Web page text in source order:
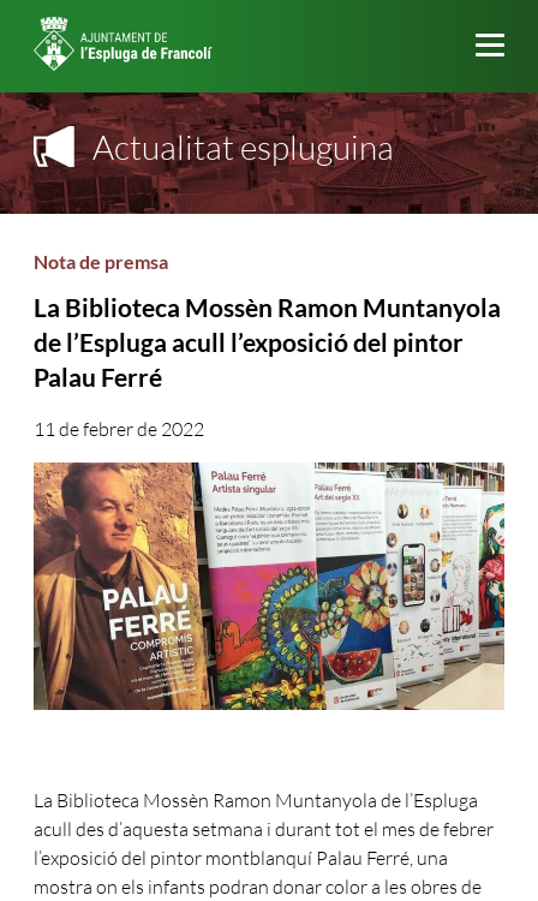
Actualitat espluguina
Nota de premsa
La Biblioteca Mossèn Ramon Muntanyola
de l’Espluga acull l’exposició del pintor
Palau Ferré
11 de febrer de 2022
La Biblioteca Mossèn Ramon Muntanyola de l’Espluga
acull des d’aquesta setmana i durant tot el mes de febrer
l’exposició del pintor montblanquí Palau Ferré, una
mostra on els infants podran donar color a les obres de